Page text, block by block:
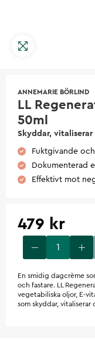
ANNEMARIE BÖRLIND
LL
50ml
Skyddar,
Fuktgivande
Dokumenterad
Effektivt mot
479 kr
En smidig dagcrème
och fastare. LL
vegetabiliska oljor, E-
som skyddar,